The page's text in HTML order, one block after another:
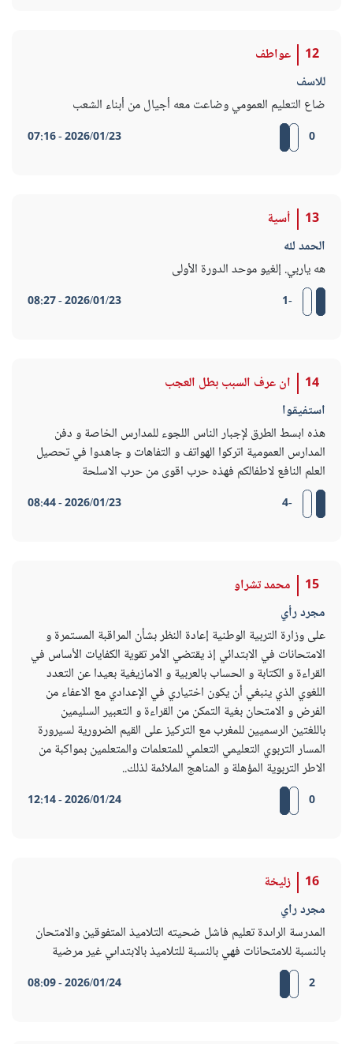
12
عواطف
للاسف
ضاع التعليم العمومي وضاعت معه أجيال من أبناء الشعب
0
2026/01/23 - 07:16
13
أسية
الحمد لله
هه ياربي. إلغيو موحد الدورة الأولى
-1
2026/01/23 - 08:27
14
ان عرف السبب بطل العجب
استفيقوا
هذه ابسط الطرق لإجبار الناس اللجوء للمدارس الخاصة و دفن
المدارس العمومية اتركوا الهواتف و التفاهات و جاهدوا في تحصيل
العلم النافع لاطفالكم فهذه حرب اقوى من حرب الاسلحة
-4
2026/01/23 - 08:44
15
محمد تشراو
مجرد رأي
على وزارة التربية الوطنية إعادة النظر بشأن المراقبة المستمرة و
الامتحانات في الابتدائي إذ يقتضي الأمر تقوية الكفايات الأساس في
القراءة و الكتابة و الحساب بالعربية و الامازيغية بعيدا عن التعدد
اللغوي الذي ينبغي أن يكون اختياري في الإعدادي مع الاعفاء من
الفرض و الامتحان بغية التمكن من القراءة و التعبير السليمين
باللغتين الرسميين للمغرب مع التركيز على القيم الضرورية لسيرورة
المسار التربوي التعليمي التعلمي للمتعلمات والمتعلمين بمواكبة من
الاطر التربوية المؤهلة و المناهج الملائمة لذلك..
0
2026/01/24 - 12:14
16
زليخة
مجرد راي
المدرسة الراىدة تعليم فاشل ضحيته التلاميذ المتفوقين والامتحان
بالنسبة للامتحانات فهي بالنسبة للتلاميذ بالابتداىي غير مرضية
2
2026/01/24 - 08:09